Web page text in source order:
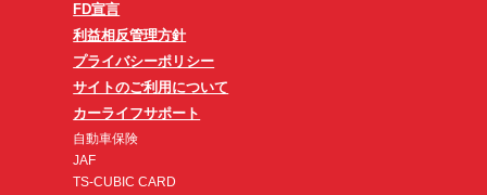
FD宣言
利益相反管理方針
プライバシーポリシー
サイトのご利用について
カーライフサポート
自動車保険
JAF
TS-CUBIC CARD